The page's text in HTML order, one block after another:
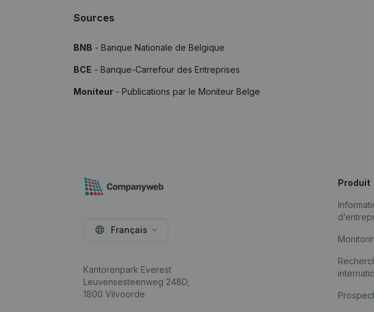
Sources
BNB - Banque Nationale de Belgique
BCE - Banque-Carrefour des Entreprises
Moniteur - Publications par le Moniteur Belge
Français
Kantorenpark Everest
Leuvensesteenweg 248D,
1800 Vilvoorde
Produit